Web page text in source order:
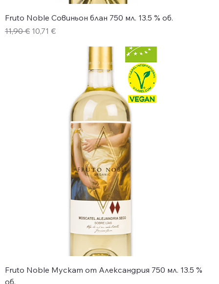
Fruto Noble Совиньон блан 750 мл. 13.5 % об.
Редовна цена
11,90 € Продажна цена
10,71 €
Fruto Noble Мускат от Александрия 750 мл. 13.5 %
об.